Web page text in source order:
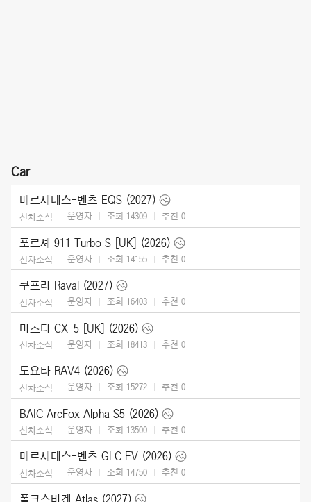
Car
메르세데스-벤츠 EQS (2027)
신차소식 운영자 조회 14309 추천 0
포르셰 911 Turbo S [UK] (2026)
신차소식 운영자 조회 14155 추천 0
쿠프라 Raval (2027)
신차소식 운영자 조회 16403 추천 0
마츠다 CX-5 [UK] (2026)
신차소식 운영자 조회 18413 추천 0
도요타 RAV4 (2026)
신차소식 운영자 조회 15272 추천 0
BAIC ArcFox Alpha S5 (2026)
신차소식 운영자 조회 13500 추천 0
메르세데스-벤츠 GLC EV (2026)
신차소식 운영자 조회 14750 추천 0
폴크스바겐 Atlas (2027)